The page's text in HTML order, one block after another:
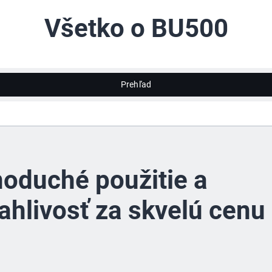
Všetko o BU500
Prehľad
použitie a
za skvelú cenu